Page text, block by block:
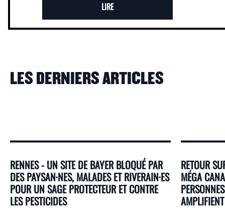
LIRE
LES DERNIERS ARTICLES
RENNES - UN SITE DE BAYER BLOQUÉ PAR
DES PAYSAN·NES, MALADES ET RIVERAIN·ES
POUR UN SAGE PROTECTEUR ET CONTRE
LES PESTICIDES
RETOUR
MÉGA